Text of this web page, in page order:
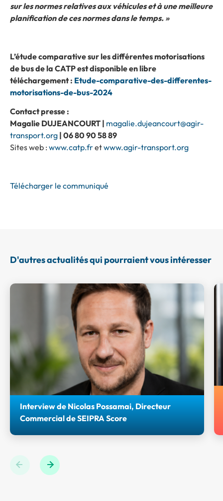
sur les normes relatives aux véhicules et à une meilleure
planification de ces normes dans le temps. »
L’étude comparative sur les différentes motorisations
de bus de la CATP est disponible en libre
téléchargement : Etude-comparative-des-differentes-
motorisations-de-bus-2024
Contact presse :
Magalie DUJEANCOURT | magalie.dujeancourt@agir-
transport.org | 06 80 90 58 89
Sites web : www.catp.fretwww.agir-transport.org
Télécharger le communiqué
D'autres actualités qui pourraient vous intéresser
Interview de Nicolas Possamai, Directeur
Commercial de SEIPRA Score
Journées AGIR 2026.